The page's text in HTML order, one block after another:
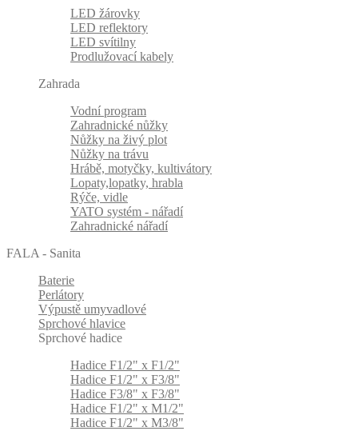
LED žárovky
LED reflektory
LED svítilny
Prodlužovací kabely
Zahrada
Vodní program
Zahradnické nůžky
Nůžky na živý plot
Nůžky na trávu
Hrábě, motyčky, kultivátory
Lopaty,lopatky, hrabla
Rýče, vidle
YATO systém - nářadí
Zahradnické nářadí
FALA - Sanita
Baterie
Perlátory
Výpustě umyvadlové
Sprchové hlavice
Sprchové hadice
Hadice F1/2" x F1/2"
Hadice F1/2" x F3/8"
Hadice F3/8" x F3/8"
Hadice F1/2" x M1/2"
Hadice F1/2" x M3/8"